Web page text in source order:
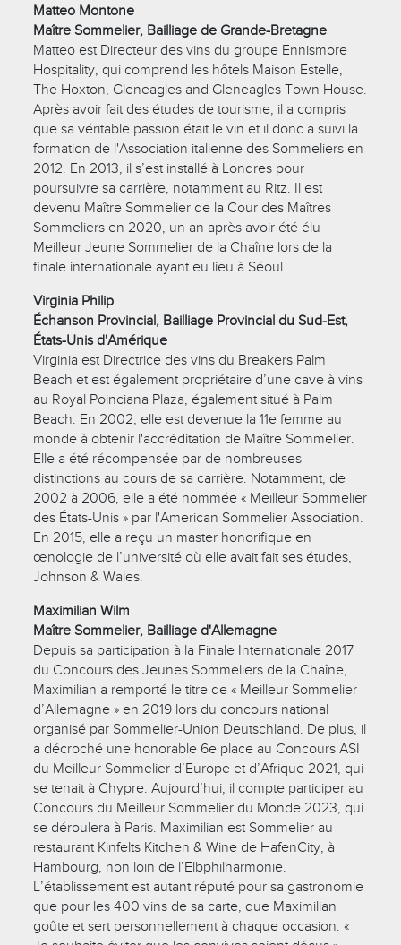
Matteo Montone
Maître Sommelier, Bailliage de Grande-Bretagne
Matteo est Directeur des vins du groupe Ennismore
Hospitality, qui comprend les hôtels Maison Estelle,
The Hoxton, Gleneagles and Gleneagles Town House.
Après avoir fait des études de tourisme, il a compris
que sa véritable passion était le vin et il donc a suivi la
formation de l'Association italienne des Sommeliers en
2012. En 2013, il s’est installé à Londres pour
poursuivre sa carrière, notamment au Ritz. Il est
devenu Maître Sommelier de la Cour des Maîtres
Sommeliers en 2020, un an après avoir été élu
Meilleur Jeune Sommelier de la Chaîne lors de la
finale internationale ayant eu lieu à Séoul.
Virginia Philip
Échanson Provincial, Bailliage Provincial du Sud-Est,
États-Unis d'Amérique
Virginia est Directrice des vins du Breakers Palm
Beach et est également propriétaire d’une cave à vins
au Royal Poinciana Plaza, également situé à Palm
Beach. En 2002, elle est devenue la 11e femme au
monde à obtenir l'accréditation de Maître Sommelier.
Elle a été récompensée par de nombreuses
distinctions au cours de sa carrière. Notamment, de
2002 à 2006, elle a été nommée « Meilleur Sommelier
des États-Unis » par l'American Sommelier Association.
En 2015, elle a reçu un master honorifique en
œnologie de l’université où elle avait fait ses études,
Johnson & Wales.
Maximilian Wilm
Maître Sommelier, Bailliage d'Allemagne
Depuis sa participation à la Finale Internationale 2017
du Concours des Jeunes Sommeliers de la Chaîne,
Maximilian a remporté le titre de « Meilleur Sommelier
d’Allemagne » en 2019 lors du concours national
organisé par Sommelier-Union Deutschland. De plus, il
a décroché une honorable 6e place au Concours ASI
du Meilleur Sommelier d’Europe et d’Afrique 2021, qui
se tenait à Chypre. Aujourd’hui, il compte participer au
Concours du Meilleur Sommelier du Monde 2023, qui
se déroulera à Paris. Maximilian est Sommelier au
restaurant Kinfelts Kitchen & Wine de HafenCity, à
Hambourg, non loin de l’Elbphilharmonie.
L’établissement est autant réputé pour sa gastronomie
que pour les 400 vins de sa carte, que Maximilian
goûte et sert personnellement à chaque occasion. «